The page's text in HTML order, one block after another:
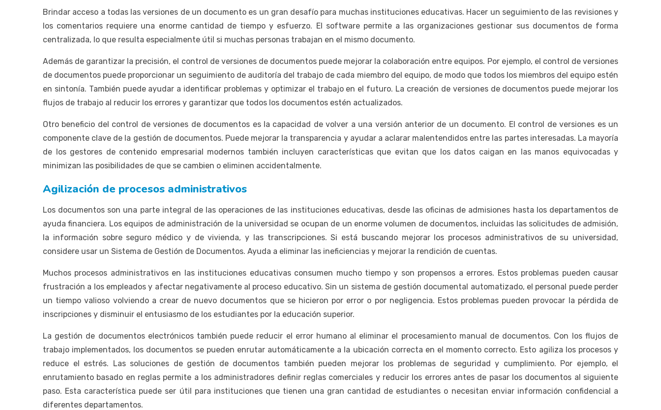
Brindar acceso a todas las versiones de un documento es un gran desafío para muchas instituciones educativas. Hacer un seguimiento de las revisiones y
los comentarios requiere una enorme cantidad de tiempo y esfuerzo. El software permite a las organizaciones gestionar sus documentos de forma
centralizada, lo que resulta especialmente útil si muchas personas trabajan en el mismo documento.
Además de garantizar la precisión, el control de versiones de documentos puede mejorar la colaboración entre equipos. Por ejemplo, el control de versiones
de documentos puede proporcionar un seguimiento de auditoría del trabajo de cada miembro del equipo, de modo que todos los miembros del equipo estén
en sintonía. También puede ayudar a identificar problemas y optimizar el trabajo en el futuro. La creación de versiones de documentos puede mejorar los
flujos de trabajo al reducir los errores y garantizar que todos los documentos estén actualizados.
Otro beneficio del control de versiones de documentos es la capacidad de volver a una versión anterior de un documento. El control de versiones es un
componente clave de la gestión de documentos. Puede mejorar la transparencia y ayudar a aclarar malentendidos entre las partes interesadas. La mayoría
de los gestores de contenido empresarial modernos también incluyen características que evitan que los datos caigan en las manos equivocadas y
minimizan las posibilidades de que se cambien o eliminen accidentalmente.
Agilización de procesos administrativos
Los documentos son una parte integral de las operaciones de las instituciones educativas, desde las oficinas de admisiones hasta los departamentos de
ayuda financiera. Los equipos de administración de la universidad se ocupan de un enorme volumen de documentos, incluidas las solicitudes de admisión,
la información sobre seguro médico y de vivienda, y las transcripciones. Si está buscando mejorar los procesos administrativos de su universidad,
considere usar un Sistema de Gestión de Documentos. Ayuda a eliminar las ineficiencias y mejorar la rendición de cuentas.
Muchos procesos administrativos en las instituciones educativas consumen mucho tiempo y son propensos a errores. Estos problemas pueden causar
frustración a los empleados y afectar negativamente al proceso educativo. Sin un sistema de gestión documental automatizado, el personal puede perder
un tiempo valioso volviendo a crear de nuevo documentos que se hicieron por error o por negligencia. Estos problemas pueden provocar la pérdida de
inscripciones y disminuir el entusiasmo de los estudiantes por la educación superior.
La gestión de documentos electrónicos también puede reducir el error humano al eliminar el procesamiento manual de documentos. Con los flujos de
trabajo implementados, los documentos se pueden enrutar automáticamente a la ubicación correcta en el momento correcto. Esto agiliza los procesos y
reduce el estrés. Las soluciones de gestión de documentos también pueden mejorar los problemas de seguridad y cumplimiento. Por ejemplo, el
enrutamiento basado en reglas permite a los administradores definir reglas comerciales y reducir los errores antes de pasar los documentos al siguiente
paso. Esta característica puede ser útil para instituciones que tienen una gran cantidad de estudiantes o necesitan enviar información confidencial a
diferentes departamentos.